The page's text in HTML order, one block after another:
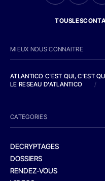
MIEUX NOUS CONNAITRE
ATLANTICO C'EST QUI, C'EST
LE RESEAU D'ATLANTICO
/
CATEGORIES
DECRYPTAGES
DOSSIERS
RENDEZ-VOUS